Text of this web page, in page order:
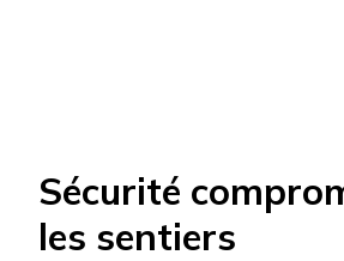
Sécurité
les sentiers